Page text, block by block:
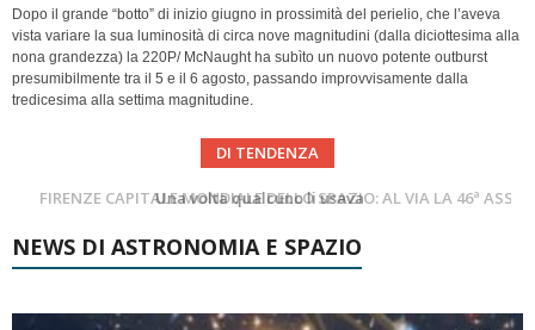
Dopo il grande “botto” di inizio giugno in prossimità del perielio, che l’aveva
vista variare la sua luminosità di circa nove magnitudini (dalla diciottesima alla
nona grandezza) la 220P/ McNaught ha subìto un nuovo potente outburst
presumibilmente tra il 5 e il 6 agosto, passando improvvisamente dalla
tredicesima alla settima magnitudine.
DI TENDENZA
FIRENZE CAPITALE MONDIALE DELLO SPAZIO: AL VIA LA 46ª ASSEMBLEA SCIENTIFICA DEL COSPAR
Cielo del Mese di Agosto 2026
NEWS DI ASTRONOMIA E SPAZIO